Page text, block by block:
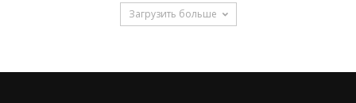
Загрузить больше